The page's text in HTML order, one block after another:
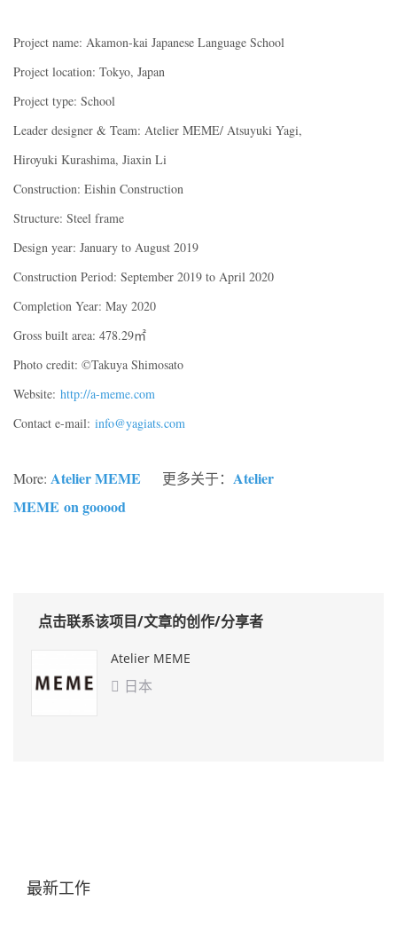
Project name: Akamon-kai Japanese Language School
Project location: Tokyo, Japan
Project type: School
Leader designer & Team: Atelier MEME/ Atsuyuki Yagi,
Hiroyuki Kurashima, Jiaxin Li
Construction: Eishin Construction
Structure: Steel frame
Design year: January to August 2019
Construction Period: September 2019 to April 2020
Completion Year: May 2020
Gross built area: 478.29㎡
Photo credit: ©Takuya Shimosato
Website: http://a-meme.com
Contact e-mail: info@yagiats.com
More: Atelier MEME 更多关于： Atelier
MEME on gooood
点击联系该项目/文章的创作/分享者
Atelier MEME
 日本
最新工作